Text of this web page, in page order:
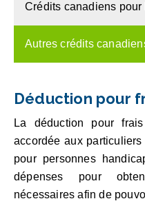
Crédits canadiens pour
Autres crédits
Déduction pour
La déduction pour
accordée aux
pour personnes
dépenses pour
nécessaires afin de